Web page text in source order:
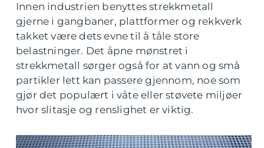
Innen industrien benyttes strekkmetall
gjerne i gangbaner, plattformer og rekkverk
takket være dets evne til å tåle store
belastninger. Det åpne mønstret i
strekkmetall sørger også for at vann og små
partikler lett kan passere gjennom, noe som
gjør det populært i våte eller støvete miljøer
hvor slitasje og renslighet er viktig.